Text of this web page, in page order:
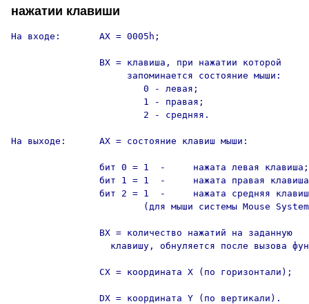
нажатии клавиши
На входе:       AX = 0005h;
                BX = клавиша, при нажатии которой
                     запоминается состояние мыши:
                        0 - левая;
                        1 - правая;
                        2 - средняя.
На выходе:      AX = состояние клавиш мыши:
                бит 0 = 1  -     нажата левая клавиша;
бит 1 = 1  -     нажата правая
бит 2 = 1  -     нажата средняя
(для мыши системы Mouse
                BX = количество нажатий на заданную
клавишу, обнуляется после вызова
                CX = координата X (по горизонтали);
                DX = координата Y (по вертикали).